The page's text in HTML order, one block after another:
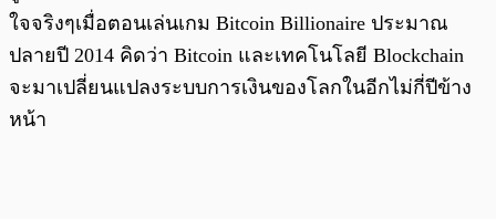
ใจจริงๆเมื่อตอนเล่นเกม Bitcoin Billionaire ประมาณ
ปลายปี 2014 คิดว่า Bitcoin และเทคโนโลยี Blockchain
จะมาเปลี่ยนแปลงระบบการเงินของโลกในอีกไม่กี่ปีข้าง
หน้า